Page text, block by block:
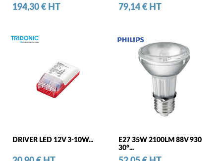
Prix
194,30 € HT Prix
79,14 € HT
DRIVER LED 12V 3-10W...
Prix
E27 35W 2100LM 88V 930
30°...
Prix